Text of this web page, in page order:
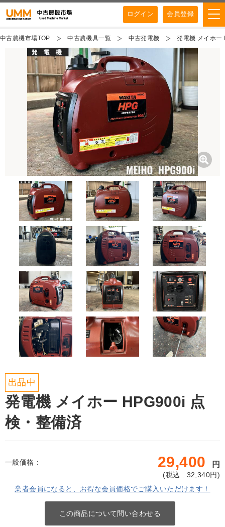
ログイン 会員登録
中古農機市場TOP 中古農機具一覧 中古発電機 発電機 メイホー
出品中
発電機 メイホー HPG900i 点
検・整備済
一般価格： 29,400 円
(税込 : 32,340円)
業者会員になると、お得な会員価格でご購入いただけます！
この商品について問い合わせる